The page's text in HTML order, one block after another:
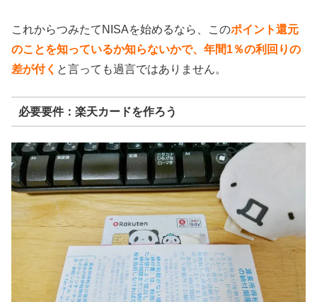
これからつみたてNISAを始めるなら、このポイント還元
のことを知っているか知らないかで、年間1％の利回りの
差が付く と言っても過言ではありません。
必要要件：楽天カードを作ろう